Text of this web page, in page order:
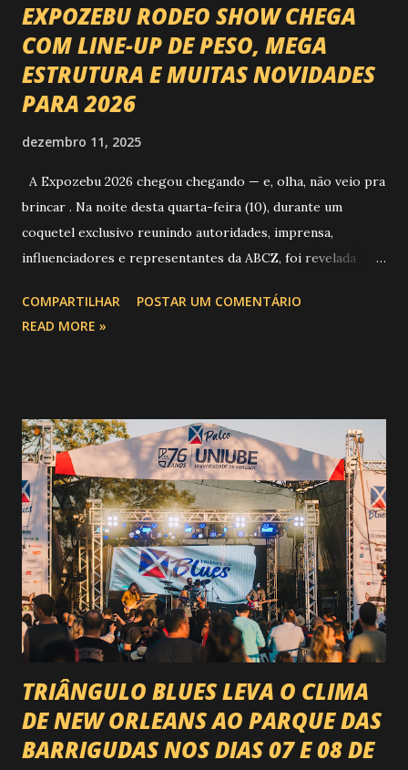
EXPOZEBU RODEO SHOW CHEGA
COM LINE-UP DE PESO, MEGA
ESTRUTURA E MUITAS NOVIDADES
PARA 2026
dezembro 11, 2025
A Expozebu 2026 chegou chegando — e, olha, não veio pra
brincar . Na noite desta quarta-feira (10), durante um
coquetel exclusivo reunindo autoridades, imprensa,
influenciadores e representantes da ABCZ, foi revelada
festa : a chegada do Campeonato de Montarias em Touros
do Circuito Rancho Primavera (CRP) , a maior companhia de
impacto é tão grande que o evento até mudou de nome:
agora é Expozebu Rodeo Shows . E não para por aí. Foto:
@circuitoranchoprimavera 🎤 LINE-UP NACIONAL QUE
VAI ESTREMECER O PARQUE Serão quatro noites , entre
24, 25, 30 de abril e 02 de maio , com oito atrações gigantes
da música brasileira , contemplando sertanejo, forró,
piseiro e sofrência nível hard: Gusttavo Lima Leonardo
Natanzinho Lima Jads & ...
COMPARTILHAR
POSTAR UM COMENTÁRIO
READ MORE »
TRIÂNGULO BLUES LEVA O CLIMA
DE NEW ORLEANS AO PARQUE DAS
BARRIGUDAS NOS DIAS 07 E 08 DE